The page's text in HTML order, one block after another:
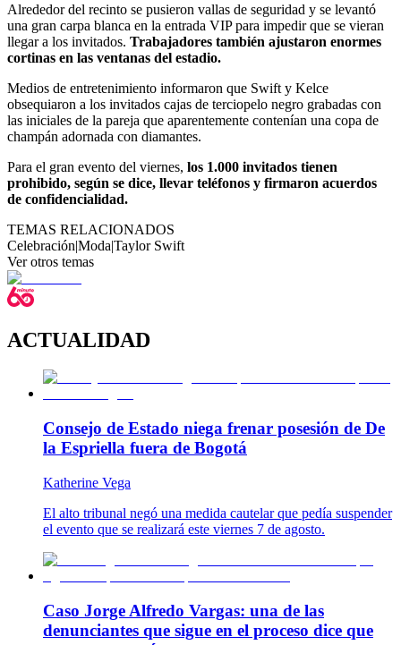
Alrededor del recinto se pusieron vallas de seguridad y se levantó
una gran carpa blanca en la entrada VIP para impedir que se vieran
llegar a los invitados. Trabajadores también ajustaron enormes
cortinas en las ventanas del estadio.
Medios de entretenimiento informaron que Swift y Kelce
obsequiaron a los invitados cajas de terciopelo negro grabadas con
las iniciales de la pareja que aparentemente contenían una copa de
champán adornada con diamantes.
Para el gran evento del viernes, los 1.000 invitados tienen
prohibido, según se dice, llevar teléfonos y firmaron acuerdos
de confidencialidad.
TEMAS RELACIONADOS
Celebración|Moda|Taylor Swift
Ver otros temas
ACTUALIDAD
Consejo de Estado niega frenar posesión de De
la Espriella fuera de Bogotá
Katherine Vega
El alto tribunal negó una medida cautelar que pedía suspender
el evento que se realizará este viernes 7 de agosto.
Caso Jorge Alfredo Vargas: una de las
denunciantes que sigue en el proceso dice que